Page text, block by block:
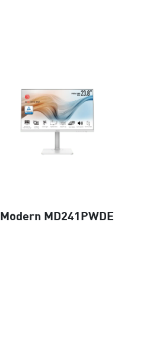
Modern MD241PWDE